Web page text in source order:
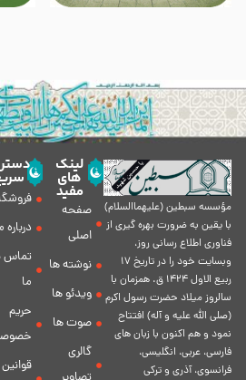
مؤسسه سبطين (عليهماالسلام)
با يقين به ضرورت بهره گیرى از
فناورى اطلاع رسانى روز،
وبسایت خود را در تاريخ 17
ربيع الاول 1424 ق. همزمان با
سالروز ميلاد حضرت رسول اكرم
(صلی الله علیه و آله) افتتاح
نمود و هم اكنون با زبان های
فارسی، عربى، انگلیسی،
فرانسوی، آذری و ترکی
لینک
های
مفید
صفحه
اصلی
نوشته ها
ویدئو ها
صوت ها
گالری
درباره
تماس
ما
حریم
قوانین